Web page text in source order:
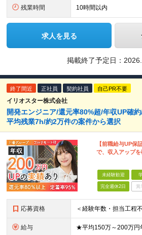
残業時間 10時間以内
求人を見る
掲載終了予定日：
終了間近 正社員 契約社員 自己PR不要
イリオスター株式会社
開発エンジニア/還元率80%超/年収UP確
平均残業7h/約2万件の案件から選択
【前職給与UP保
で、収入アップ
未経験歓迎
完全週休2日 賞
応募資格
給与